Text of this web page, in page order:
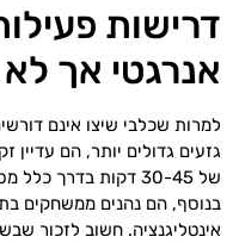
דרישות
אנרגטי אך
למרות שכלבי שיצו אינם
גזעים גדולים יותר, הם עדיין
של 30-45 דקות בדרך
בנוסף, הם נהנים ממשחקים
אינטליגנציה. חשוב לזכור